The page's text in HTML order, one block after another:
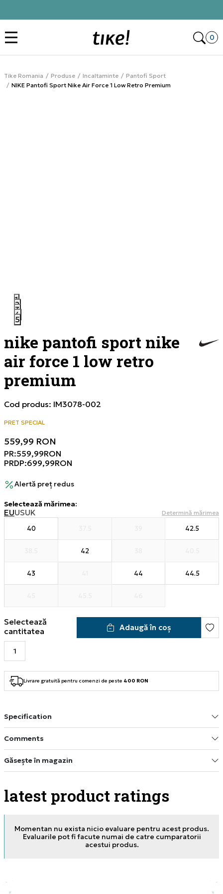
0
Tike Romania Produse Incaltaminte
Pantofi Sport
NIKE Pantofi Sport Nike Air Force 1 Low Retro Premium
1
2
3
4
5
nike pantofi sport nike
air force 1 low retro
premium
Cod produs: IM3078-002
PRET SPECIAL
559,99 RON
PR:559,99RON
PRDP:699,99RON
Alertă preț redus
Selectează mărimea:
EUUSUK Determină mărimea
40 42.5
42
43 44 44.5
Selectează
cantitatea
Adaugă în coș
Livrare gratuită pentru comenzi de peste 400 RON
Specification
Comments
Găsește în magazin
latest product ratings
Momentan nu exista nicio evaluare pentru acest produs.
Evaluarile pot fi facute numai de catre cumparatorii
acestui produs.